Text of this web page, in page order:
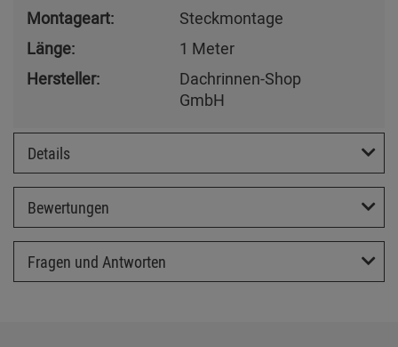
Montageart:
Steckmontage
Länge:
1 Meter
Hersteller:
Dachrinnen-Shop
GmbH
Details
Bewertungen
Fragen und Antworten